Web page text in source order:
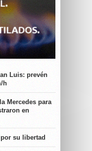
Luis: prevén
h
Mercedes para
en
su libertad